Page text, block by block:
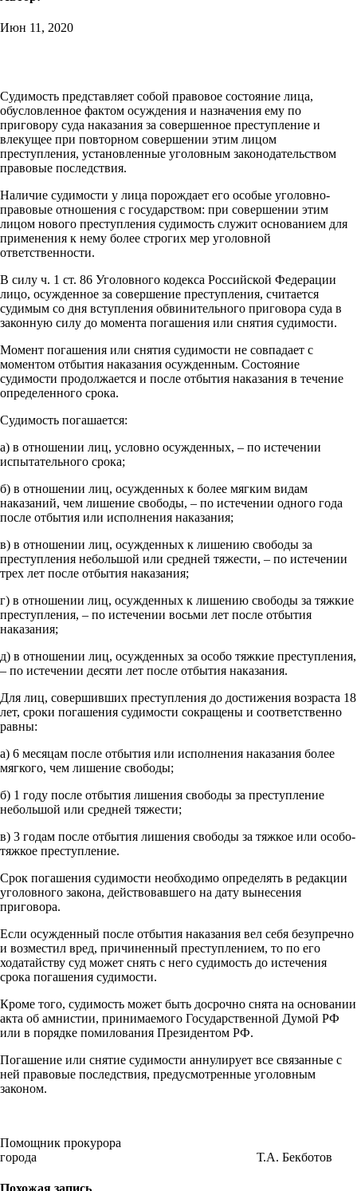
Июн 11, 2020
Судимость представляет собой правовое состояние лица,
обусловленное фактом осуждения и назначения ему по
приговору суда наказания за совершенное преступление и
влекущее при повторном совершении этим лицом
преступления, установленные уголовным законодательством
правовые последствия.
Наличие судимости у лица порождает его особые уголовно-
правовые отношения с государством: при совершении этим
лицом нового преступления судимость служит основанием для
применения к нему более строгих мер уголовной
ответственности.
В силу ч. 1 ст. 86 Уголовного кодекса Российской Федерации
лицо, осужденное за совершение преступления, считается
судимым со дня вступления обвинительного приговора суда в
законную силу до момента погашения или снятия судимости.
Момент погашения или снятия судимости не совпадает с
моментом отбытия наказания осужденным. Состояние
судимости продолжается и после отбытия наказания в течение
определенного срока.
Судимость погашается:
а) в отношении лиц, условно осужденных, – по истечении
испытательного срока;
б) в отношении лиц, осужденных к более мягким видам
наказаний, чем лишение свободы, – по истечении одного года
после отбытия или исполнения наказания;
в) в отношении лиц, осужденных к лишению свободы за
преступления небольшой или средней тяжести, – по истечении
трех лет после отбытия наказания;
г) в отношении лиц, осужденных к лишению свободы за тяжкие
преступления, – по истечении восьми лет после отбытия
наказания;
д) в отношении лиц, осужденных за особо тяжкие преступления,
– по истечении десяти лет после отбытия наказания.
Для лиц, совершивших преступления до достижения возраста 18
лет, сроки погашения судимости сокращены и соответственно
равны:
а) 6 месяцам после отбытия или исполнения наказания более
мягкого, чем лишение свободы;
б) 1 году после отбытия лишения свободы за преступление
небольшой или средней тяжести;
в) 3 годам после отбытия лишения свободы за тяжкое или особо-
тяжкое преступление.
Срок погашения судимости необходимо определять в редакции
уголовного закона, действовавшего на дату вынесения
приговора.
Если осужденный после отбытия наказания вел себя безупречно
и возместил вред, причиненный преступлением, то по его
ходатайству суд может снять с него судимость до истечения
срока погашения судимости.
Кроме того, судимость может быть досрочно снята на основании
акта об амнистии, принимаемого Государственной Думой РФ
или в порядке помилования Президентом РФ.
Погашение или снятие судимости аннулирует все связанные с
ней правовые последствия, предусмотренные уголовным
законом.
Помощник прокурора
города Т.А. Бекботов